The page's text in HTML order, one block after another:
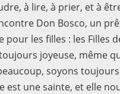
à lire, à prier, et à
Don Bosco, un
pour les filles : les Filles
joyeuse, même
soyons toujours
est une sainte, et elle